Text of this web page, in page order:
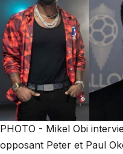
PHOTO - Mikel Obi
opposant Peter et Paul